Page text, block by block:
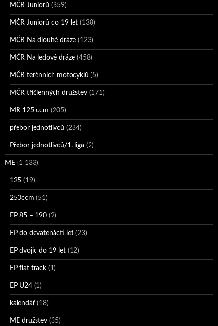
MČR Juniorů (359)
MČR Juniorů do 19 let (138)
MČR Na dlouhé dráze (123)
MČR Na ledové dráze (458)
MČR terénních motocyklů (5)
MČR tříčlenných družstev (171)
MR 125 ccm (205)
přebor jednotlivců (284)
Přebor jednotlivců/1. liga (2)
ME (1 133)
125 (19)
250ccm (51)
EP 85 – 190 (2)
EP do devatenácti let (23)
EP dvojic do 19 let (12)
EP flat track (1)
EP U24 (1)
kalendář (18)
ME družstev (35)